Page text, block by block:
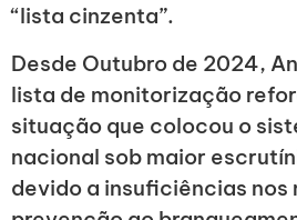
“lista cinzenta”.
Desde Outubro de 2024,
lista de monitorização
situação que colocou o
nacional sob maior
devido a insuficiências nos